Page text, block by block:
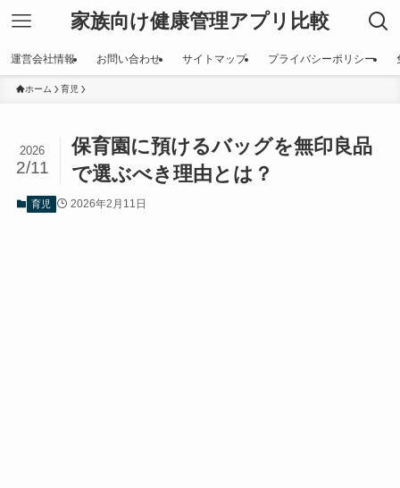
家族向け健康管理アプリ比較
運営会社情報 お問い合わせ サイトマップ プライバシーポリシー
ホーム 育児
保育園に預けるバッグを無印良品
で選ぶべき理由とは？
2026
2/11
育児 2026年2月11日